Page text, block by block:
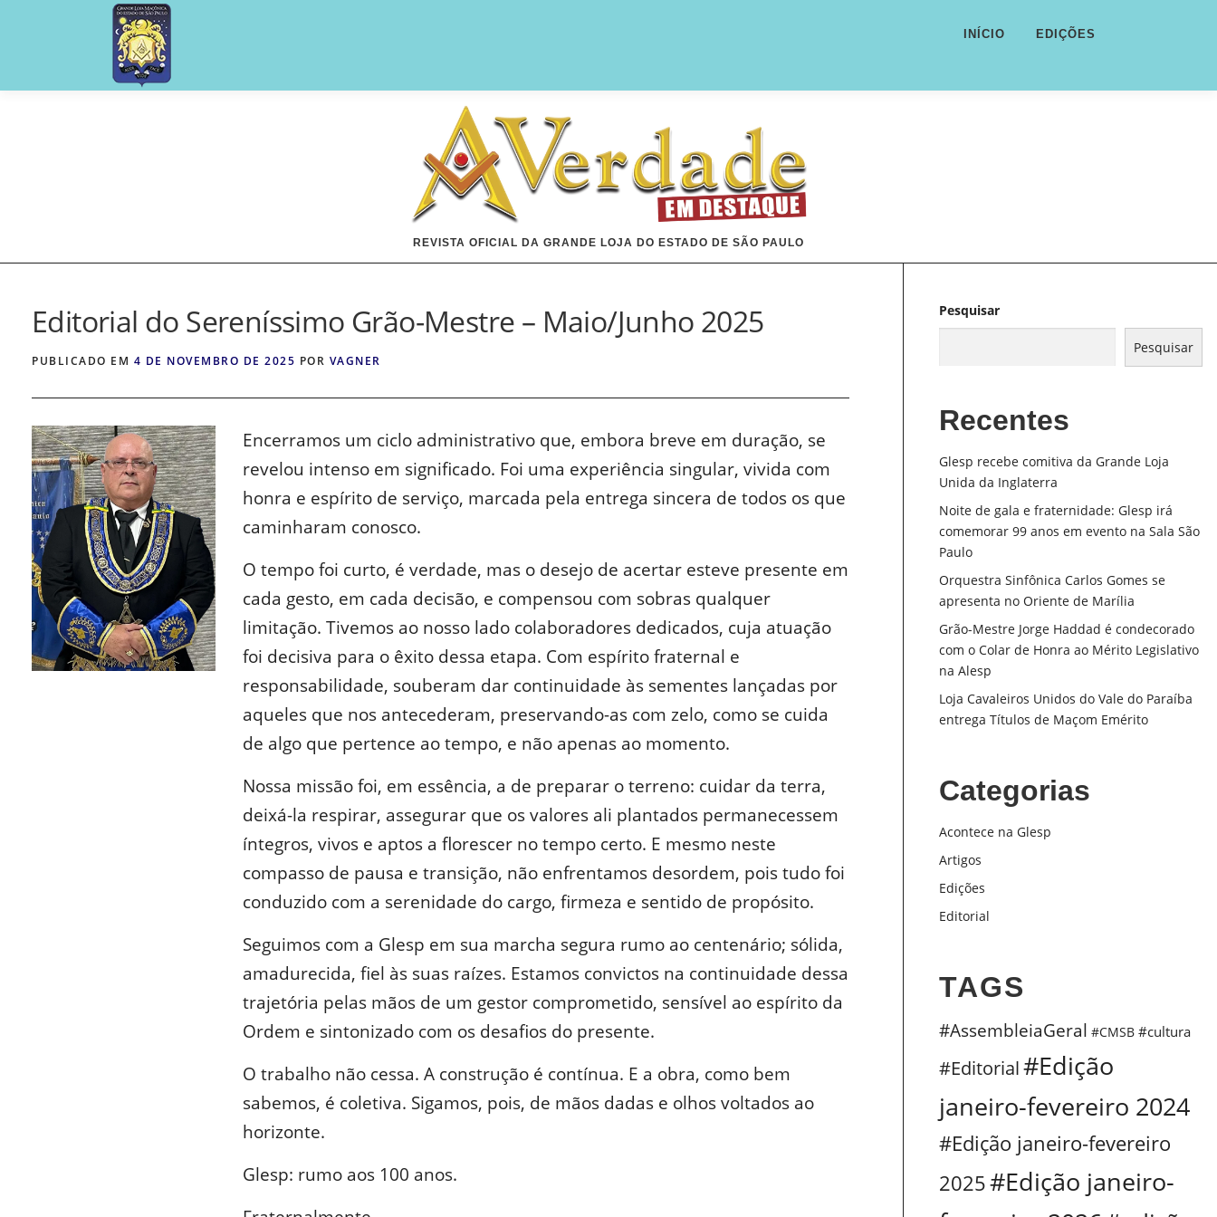
INÍCIO EDIÇÕES
REVISTA OFICIAL DA GRANDE LOJA DO ESTADO DE SÃO PAULO
Editorial do Sereníssimo Grão-Mestre – Maio/Junho 2025
PUBLICADO EM 4 DE NOVEMBRO DE 2025 POR VAGNER
Encerramos um ciclo administrativo que, embora breve em duração, se
revelou intenso em significado. Foi uma experiência singular, vivida com
honra e espírito de serviço, marcada pela entrega sincera de todos os que
caminharam conosco.
O tempo foi curto, é verdade, mas o desejo de acertar esteve presente em
cada gesto, em cada decisão, e compensou com sobras qualquer
limitação. Tivemos ao nosso lado colaboradores dedicados, cuja atuação
foi decisiva para o êxito dessa etapa. Com espírito fraternal e
responsabilidade, souberam dar continuidade às sementes lançadas por
aqueles que nos antecederam, preservando-as com zelo, como se cuida
de algo que pertence ao tempo, e não apenas ao momento.
Nossa missão foi, em essência, a de preparar o terreno: cuidar da terra,
deixá-la respirar, assegurar que os valores ali plantados permanecessem
íntegros, vivos e aptos a florescer no tempo certo. E mesmo neste
compasso de pausa e transição, não enfrentamos desordem, pois tudo foi
conduzido com a serenidade do cargo, firmeza e sentido de propósito.
Seguimos com a Glesp em sua marcha segura rumo ao centenário; sólida,
amadurecida, fiel às suas raízes. Estamos convictos na continuidade dessa
trajetória pelas mãos de um gestor comprometido, sensível ao espírito da
Ordem e sintonizado com os desafios do presente.
O trabalho não cessa. A construção é contínua. E a obra, como bem
sabemos, é coletiva. Sigamos, pois, de mãos dadas e olhos voltados ao
horizonte.
Glesp: rumo aos 100 anos.
Pesquisar
Pesquisar
Recentes
Glesp recebe comitiva da Grande Loja
Unida da Inglaterra
Noite de gala e fraternidade: Glesp irá
comemorar 99 anos em evento na Sala São
Paulo
Orquestra Sinfônica Carlos Gomes se
apresenta no Oriente de Marília
Grão-Mestre Jorge Haddad é condecorado
com o Colar de Honra ao Mérito Legislativo
na Alesp
Loja Cavaleiros Unidos do Vale do Paraíba
entrega Títulos de Maçom Emérito
Categorias
Acontece na Glesp
Artigos
Edições
Editorial
TAGS
#AssembleiaGeral #CMSB #cultura
#Editorial#Edição
janeiro-fevereiro 2024
#Edição janeiro-fevereiro
2025#Edição janeiro-